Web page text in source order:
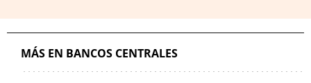
MÁS EN BANCOS CENTRALES